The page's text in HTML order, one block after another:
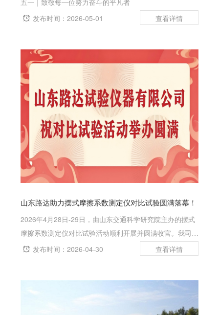
发布时间：2026-05-01
山东路达助力摆式摩擦系数测定仪对比试验圆满落幕！
2026年4月28日-29日，由山东交通科学研究院主办的摆式
摩擦系数测定仪对比试验活动顺利开展并圆满收官。我司全
程提供场地及后勤保障支持，全力助力本次科研试验高效落
发布时间：2026-04-30